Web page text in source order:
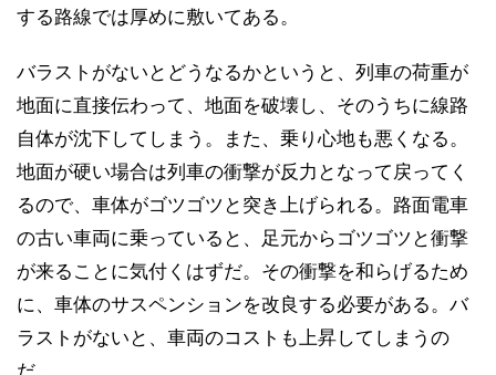
する路線では厚めに敷いてある。
バラストがないとどうなるかというと、列車の荷重が
地面に直接伝わって、地面を破壊し、そのうちに線路
自体が沈下してしまう。また、乗り心地も悪くなる。
地面が硬い場合は列車の衝撃が反力となって戻ってく
るので、車体がゴツゴツと突き上げられる。路面電車
の古い車両に乗っていると、足元からゴツゴツと衝撃
が来ることに気付くはずだ。その衝撃を和らげるため
に、車体のサスペンションを改良する必要がある。バ
ラストがないと、車両のコストも上昇してしまうの
だ。